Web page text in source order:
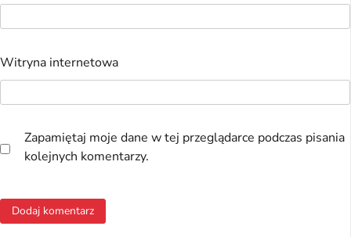
Witryna internetowa
Zapamiętaj moje dane w tej przeglądarce podczas pisania
kolejnych komentarzy.